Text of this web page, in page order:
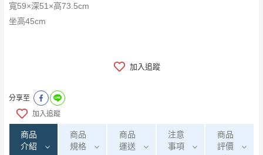
寬59×深51×高73.5cm
坐高45cm
加入追蹤
分享至
加入追蹤
商品
介紹
商品
規格
商品
運送
注意
事項
商品
評價